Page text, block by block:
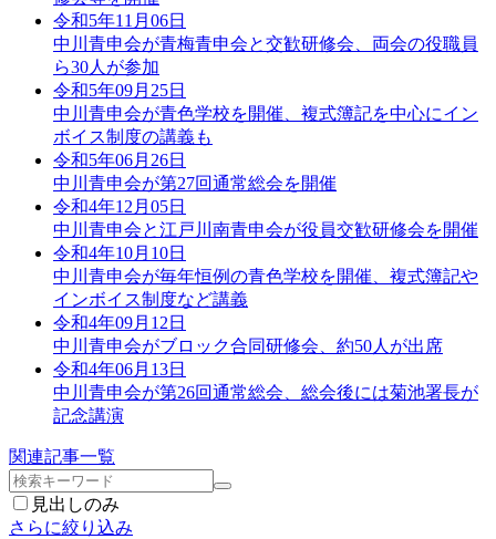
令和5年11月06日
中川青申会が青梅青申会と交歓研修会、両会の役職員
ら30人が参加
令和5年09月25日
中川青申会が青色学校を開催、複式簿記を中心にイン
ボイス制度の講義も
令和5年06月26日
中川青申会が第27回通常総会を開催
令和4年12月05日
中川青申会と江戸川南青申会が役員交歓研修会を開催
令和4年10月10日
中川青申会が毎年恒例の青色学校を開催、複式簿記や
インボイス制度など講義
令和4年09月12日
中川青申会がブロック合同研修会、約50人が出席
令和4年06月13日
中川青申会が第26回通常総会、総会後には菊池署長が
記念講演
関連記事一覧
見出しのみ
さらに絞り込み